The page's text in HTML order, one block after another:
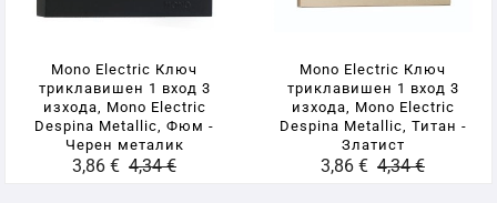
Mono Electric Ключ
триклавишен 1 вход 3
изхода, Mono Electric
Despina Metallic, Фюм -
Черен металик
3,86 € 4,34 €
Mono Electric Ключ
триклавишен 1 вход 3
изхода, Mono Electric
Despina Metallic, Титан -
Златист
3,86 € 4,34 €